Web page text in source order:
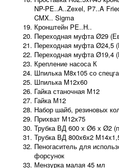
NP-PE..A..Zexel, P7..A
CMX.. Sigma
Кронштейн PE..H..
Переходная муфта Ø29
Переходная муфта Ø24,5
Переходная муфта Ø19,4
Крепление насоса К
Шпилька M8x105 со
Шпилька M12x60
Гайка станочная М12
Гайка М12
Набор шайб, резиновых
Прихват М12х75
Трубка ВД 600 х Ø6 х Ø2
Трубка ВД 800х6х2
Пеногаситель для
форсунок
Мензурка малая 45 мл